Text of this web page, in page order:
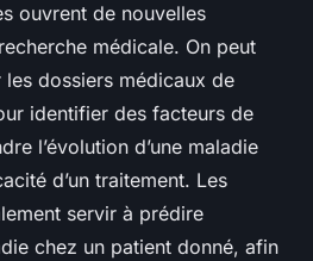
ouvrent de nouvelles
médicale. On peut
dossiers médicaux de
identifier des facteurs de
l’évolution d’une maladie
d’un traitement. Les
servir à prédire
chez un patient donné, afin